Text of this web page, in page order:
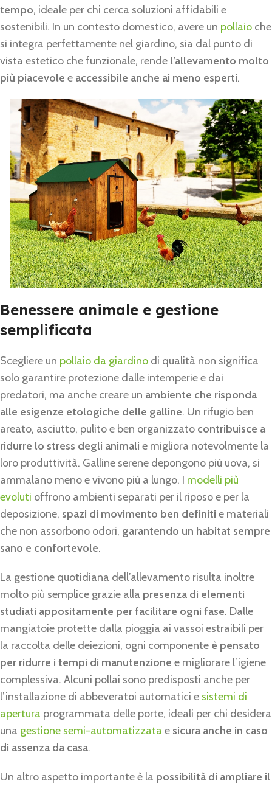
tempo, ideale per chi cerca soluzioni affidabili e
sostenibili. In un contesto domestico, avere un pollaio che
si integra perfettamente nel giardino, sia dal punto di
vista estetico che funzionale, rende l’allevamento molto
più piacevole e accessibile anche ai meno esperti.
Benessere animale e gestione
semplificata
Scegliere un pollaio da giardino di qualità non significa
solo garantire protezione dalle intemperie e dai
predatori, ma anche creare un ambiente che risponda
alle esigenze etologiche delle galline. Un rifugio ben
areato, asciutto, pulito e ben organizzato contribuisce a
ridurre lo stress degli animali e migliora notevolmente la
loro produttività. Galline serene depongono più uova, si
ammalano meno e vivono più a lungo. I modelli più
evoluti offrono ambienti separati per il riposo e per la
deposizione, spazi di movimento ben definiti e materiali
che non assorbono odori, garantendo un habitat sempre
sano e confortevole.
La gestione quotidiana dell’allevamento risulta inoltre
molto più semplice grazie alla presenza di elementi
studiati appositamente per facilitare ogni fase. Dalle
mangiatoie protette dalla pioggia ai vassoi estraibili per
la raccolta delle deiezioni, ogni componente è pensato
per ridurre i tempi di manutenzione e migliorare l’igiene
complessiva. Alcuni pollai sono predisposti anche per
l’installazione di abbeveratoi automatici e sistemi di
apertura programmata delle porte, ideali per chi desidera
una gestione semi-automatizzata e sicura anche in caso
di assenza da casa.
Un altro aspetto importante è la possibilità di ampliare il